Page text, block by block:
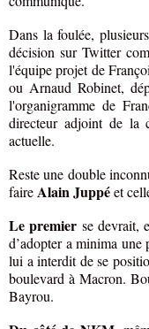
Dans la foulée,
décision sur Twitter
l'équipe projet de
ou Arnaud Robinet,
l'organigramme de
directeur adjoint de la
actuelle.
Reste une double
faireAlain Juppéet
Le premier se devrait,
d’adopter a minima
lui a interdit de se
boulevard à Macron.
Bayrou.